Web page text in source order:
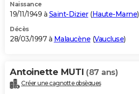
Naissance
19/11/1949 à Saint-Dizier(Haute-Marne)
Décès
28/03/1997 à Malaucène (Vaucluse)
Antoinette MUTI (87 ans)
Créer une cagnotte obsèques